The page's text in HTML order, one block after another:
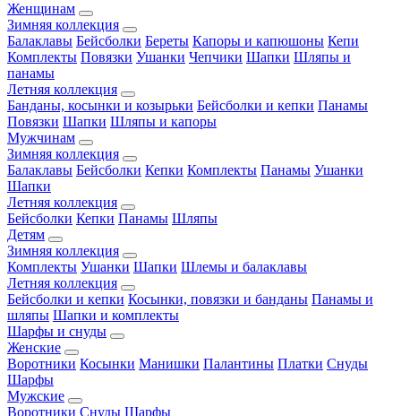
Женщинам
Зимняя коллекция
Балаклавы Бейсболки Береты Капоры и капюшоны Кепи
Комплекты Повязки Ушанки Чепчики Шапки Шляпы и
панамы
Летняя коллекция
Банданы, косынки и козырьки Бейсболки и кепки Панамы
Повязки Шапки Шляпы и капоры
Мужчинам
Зимняя коллекция
Балаклавы Бейсболки Кепки Комплекты Панамы Ушанки
Шапки
Летняя коллекция
Бейсболки Кепки Панамы Шляпы
Детям
Зимняя коллекция
Комплекты Ушанки Шапки Шлемы и балаклавы
Летняя коллекция
Бейсболки и кепки Косынки, повязки и банданы Панамы и
шляпы Шапки и комплекты
Шарфы и снуды
Женские
Воротники Косынки Манишки Палантины Платки Снуды
Шарфы
Мужские
Воротники Снуды Шарфы